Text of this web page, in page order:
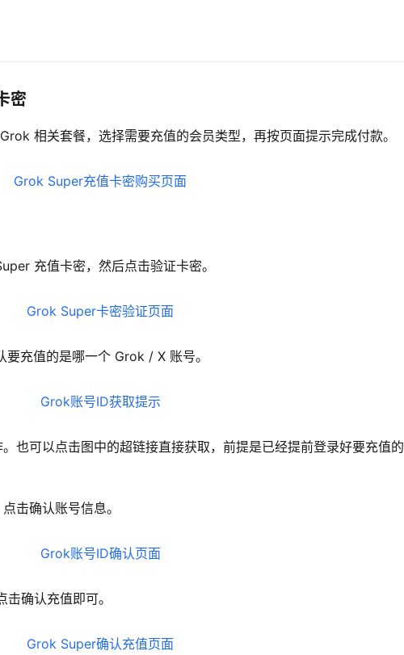
密
相关套餐，选择需要充值的会员类型，再按页面提示完成付款。
充值卡密，然后点击验证卡密。
充值的是哪一个 Grok / X 账号。
也可以点击图中的超链接直接获取，前提是已经提前登录好要充值
击确认账号信息。
确认充值即可。